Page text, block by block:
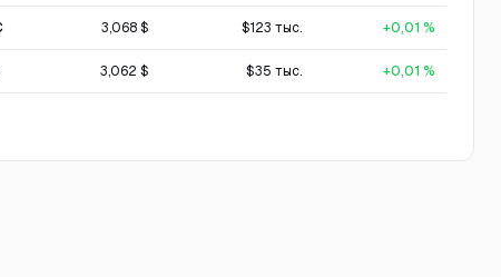
3,068 $ $123 тыс. +0,01 %
3,062 $ $35 тыс. +0,01 %